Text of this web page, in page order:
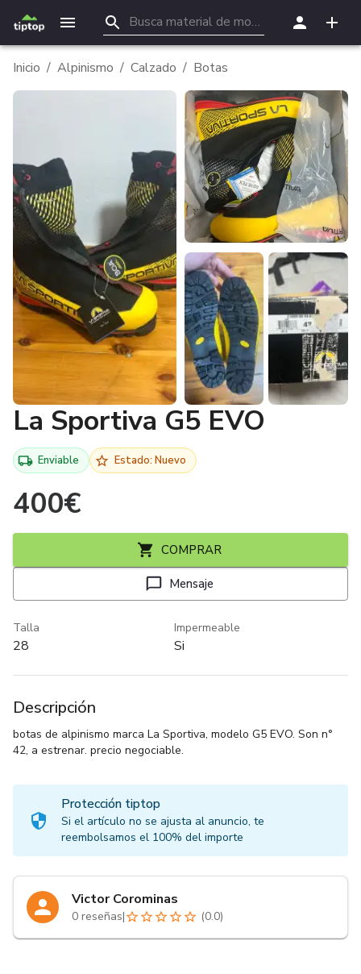
Inicio / Alpinismo / Calzado / Botas
La Sportiva G5 EVO
Enviable Estado: Nuevo
400€
COMPRAR
Mensaje
Talla
28
Impermeable
Si
Descripción
botas de alpinismo marca La Sportiva, modelo G5 EVO. Son n°
42, a estrenar. precio negociable.
Protección tiptop
Si el artículo no se ajusta al anuncio, te
reembolsamos el 100% del importe
Victor Corominas
0 reseñas| (0.0)